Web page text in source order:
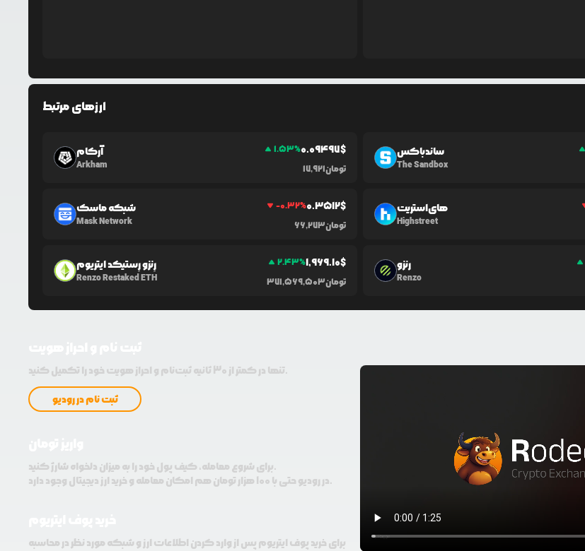
ارزهای مرتبط
آرکام
Arkham
1.53%0.09497$
17,921تومان
ساندباکس
The Sandbox
شبکه ماسک
Mask Network
-0.32%0.3512$
66,273تومان
های‌استریت
Highstreet
رِنزو رِستیکد ایتریوم
Renzo Restaked ETH
2.43%1,969.10$
371,569,503تومان
رنزو
Renzo
تنها در کمتر از 30 ثانیه ثبت‌نام و احراز هویت خود را تکمیل کنید.
ثبت نام در رودیو
برای شروع معامله، کیف پول خود را به میزان دلخواه شارژ کنید.
در رودیو حتی با 100 هزار تومان هم امکان معامله و خرید ارز دیجیتال وجود دارد.
برای خرید پوف ایتریوم پس از وارد کردن اطلاعات ارز و شبکه مورد نظر در محاسبه